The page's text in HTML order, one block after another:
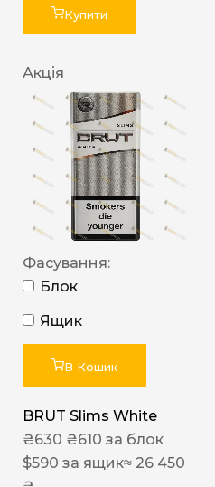
Купити
Акція
Фасування:
Блок
Ящик
В Кошик
BRUT Slims White
₴630 ₴610 за блок
$590 за ящик≈ 26 450